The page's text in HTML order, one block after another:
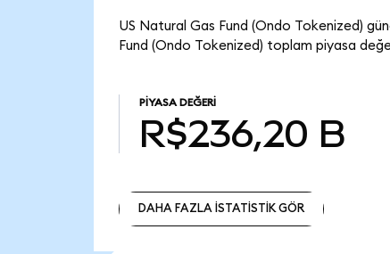
US Natural Gas Fund (Ondo Tokenized)
Fund (Ondo Tokenized) toplam piyasa
PIYASA DEĞERI
R$236,20 B
DAHA FAZLA İSTATİSTİK GÖR